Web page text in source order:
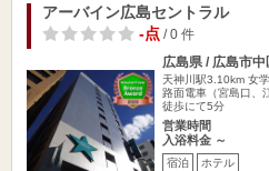
アーバイン広島セントラル
-点/ 0 件
広島県 / 広島市中
天神川駅3.10km 女
路面電車（宮島口、
徒歩にて5分
営業時間
入浴料金 ～
宿泊 ホテル